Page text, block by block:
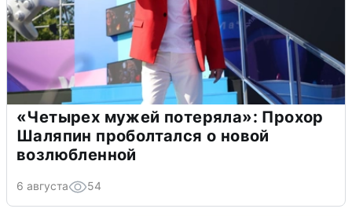
«Четырех мужей потеряла»: Прохор
Шаляпин проболтался о новой
возлюбленной
6 августа 54